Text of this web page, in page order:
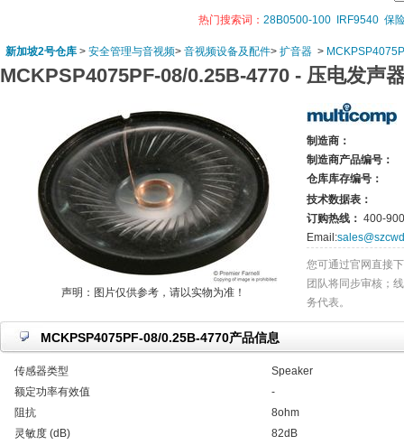
热门搜索词： 28B0500-100 IRF9540 保
新加坡2号仓库 > 安全管理与音视频> 音视频设备及配件> 扩音器 >
MCKPSP4075PF-08/0.25B-4770 - 压电发声
声明：图片仅供参考，请以实物为准！
制造商：
制造商产品编号：
仓库库存编号：
技术数据表：
订购热线： 400-
Email:
您可通过官网直接
团队将同步审核；
务代表。
MCKPSP4075PF-08/0.25B-4770产品信息
传感器类型
Speaker
额定功率有效值
-
阻抗
8ohm
灵敏度 (dB)
82dB